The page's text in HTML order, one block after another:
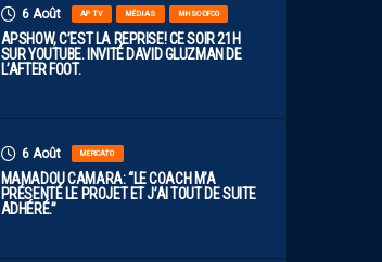
6 Août AP TV MÉDIAS MHSC-DFCO
APSHOW, C’EST LA REPRISE! CE SOIR 21H
SUR YOUTUBE. INVITÉ DAVID GLUZMAN DE
L’AFTER FOOT.
6 Août MERCATO
MAMADOU CAMARA: “LE COACH M’A
PRÉSENTÉ LE PROJET ET J’AI TOUT DE SUITE
ADHÉRÉ.”